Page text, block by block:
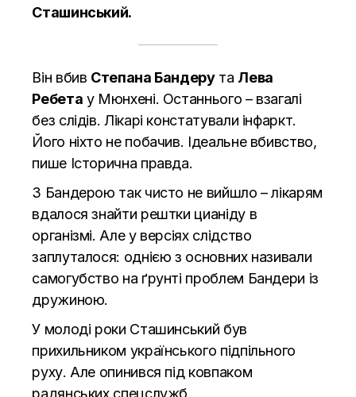
Сташинський.
Він вбив Степана Бандерута Лева
Ребета у Мюнхені. Останнього – взагалі
без слідів. Лікарі констатували інфаркт.
Його ніхто не побачив. Ідеальне вбивство,
пише Історична правда.
З Бандерою так чисто не вийшло – лікарям
вдалося знайти рештки цианіду в
організмі. Але у версіях слідство
заплуталося: однією з основних називали
самогубство на ґрунті проблем Бандери із
дружиною.
У молоді роки Сташинський був
прихильником українського підпільного
руху. Але опинився під ковпаком
радянських спецслужб.